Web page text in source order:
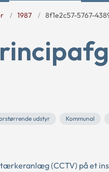
1987 8f1e2c57-5767-
udstyr Kommunal
(CCTV) på et